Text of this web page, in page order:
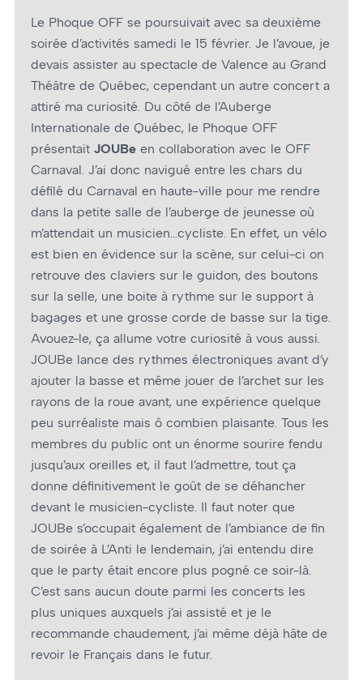
Le Phoque OFF se poursuivait avec sa deuxième
soirée d’activités samedi le 15 février. Je l’avoue, je
devais assister au spectacle de Valence au Grand
Théâtre de Québec, cependant un autre concert a
attiré ma curiosité. Du côté de l’Auberge
Internationale de Québec, le Phoque OFF
présentait JOUBe en collaboration avec le OFF
Carnaval. J’ai donc navigué entre les chars du
défilé du Carnaval en haute-ville pour me rendre
dans la petite salle de l’auberge de jeunesse où
m’attendait un musicien…cycliste. En effet, un vélo
est bien en évidence sur la scène, sur celui-ci on
retrouve des claviers sur le guidon, des boutons
sur la selle, une boite à rythme sur le support à
bagages et une grosse corde de basse sur la tige.
Avouez-le, ça allume votre curiosité à vous aussi.
JOUBe lance des rythmes électroniques avant d’y
ajouter la basse et même jouer de l’archet sur les
rayons de la roue avant, une expérience quelque
peu surréaliste mais ô combien plaisante. Tous les
membres du public ont un énorme sourire fendu
jusqu’aux oreilles et, il faut l’admettre, tout ça
donne définitivement le goût de se déhancher
devant le musicien-cycliste. Il faut noter que
JOUBe s’occupait également de l’ambiance de fin
de soirée à L’Anti le lendemain, j’ai entendu dire
que le party était encore plus pogné ce soir-là.
C’est sans aucun doute parmi les concerts les
plus uniques auxquels j’ai assisté et je le
recommande chaudement, j’ai même déjà hâte de
revoir le Français dans le futur.